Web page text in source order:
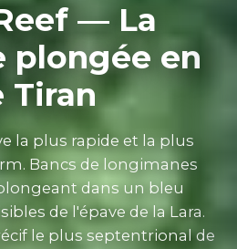
— La
plongée en
Tiran
la plus rapide et la plus
Bancs de longimanes
dans un bleu
de l'épave de la Lara.
le plus septentrional de